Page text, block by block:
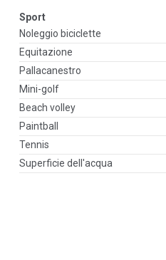
Sport
Noleggio biciclette
Equitazione
Pallacanestro
Mini-golf
Beach volley
Paintball
Tennis
Superficie dell'acqua